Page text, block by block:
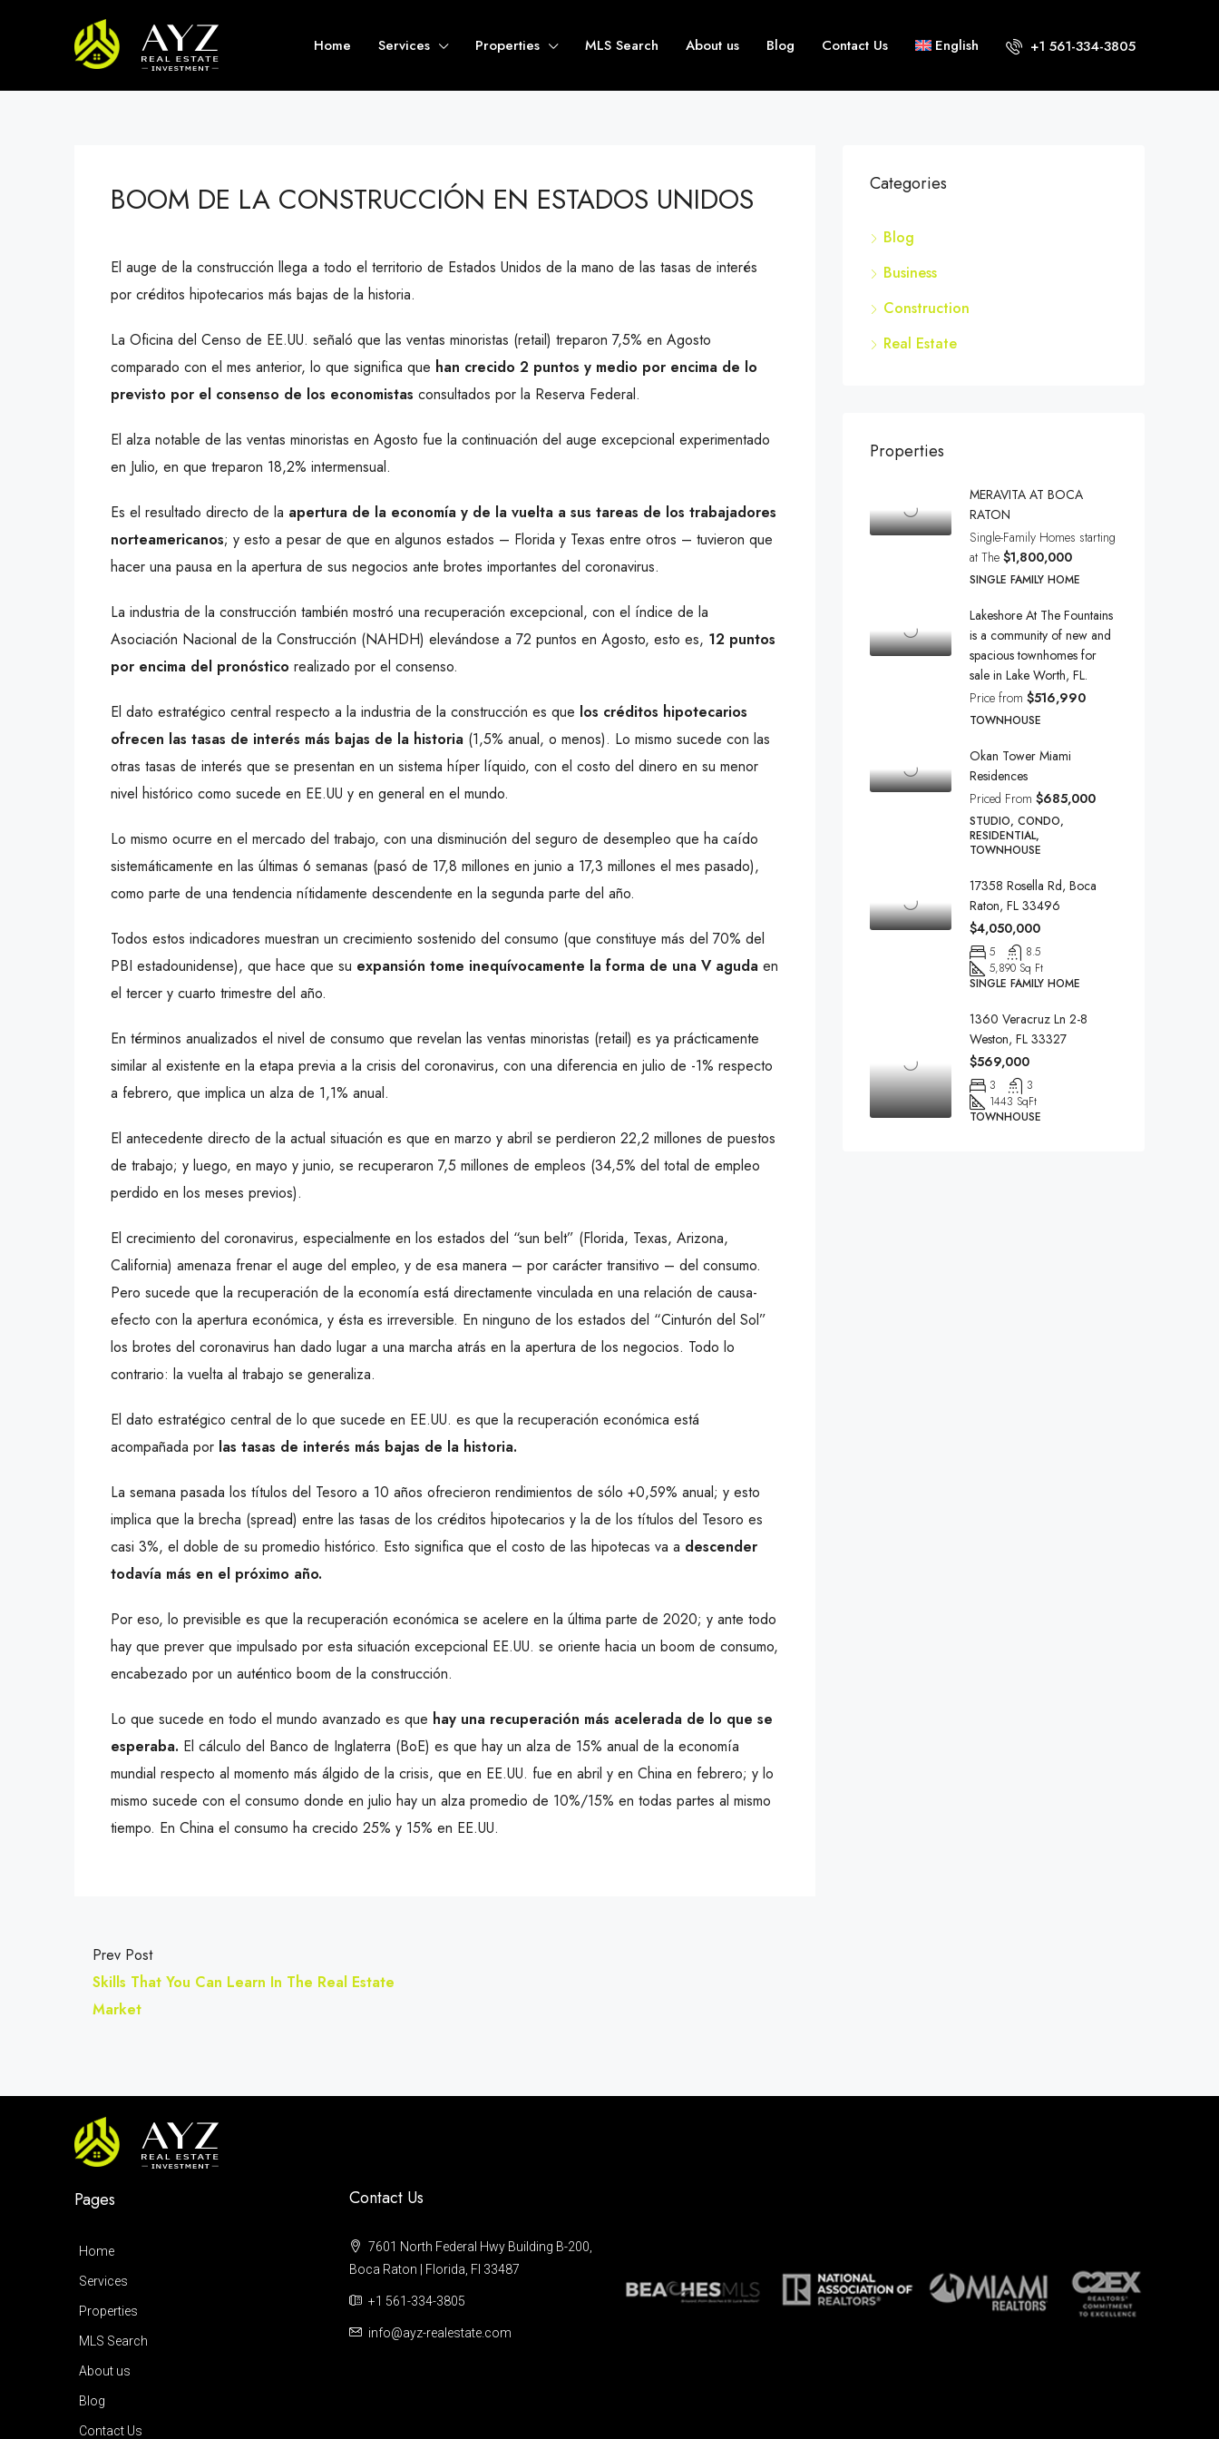
Home Services Properties MLS Search About us Blog Contact Us English +1 561-334-3805
BOOM DE LA CONSTRUCCIÓN EN ESTADOS UNIDOS
El auge de la construcción llega a todo el territorio de Estados Unidos de la mano de las tasas de interés
por créditos hipotecarios más bajas de la historia.
La Oficina del Censo de EE.UU. señaló que las ventas minoristas (retail) treparon 7,5% en Agosto
comparado con el mes anterior, lo que significa que han crecido 2 puntos y medio por encima de lo
previsto por el consenso de los economistas consultados por la Reserva Federal.
El alza notable de las ventas minoristas en Agosto fue la continuación del auge excepcional experimentado
en Julio, en que treparon 18,2% intermensual.
Es el resultado directo de la apertura de la economía y de la vuelta a sus tareas de los trabajadores
norteamericanos; y esto a pesar de que en algunos estados – Florida y Texas entre otros – tuvieron que
hacer una pausa en la apertura de sus negocios ante brotes importantes del coronavirus.
La industria de la construcción también mostró una recuperación excepcional, con el índice de la
Asociación Nacional de la Construcción (NAHDH) elevándose a 72 puntos en Agosto, esto es, 12 puntos
por encima del pronóstico realizado por el consenso.
El dato estratégico central respecto a la industria de la construcción es que los créditos hipotecarios
ofrecen las tasas de interés más bajas de la historia (1,5% anual, o menos). Lo mismo sucede con las
otras tasas de interés que se presentan en un sistema híper líquido, con el costo del dinero en su menor
nivel histórico como sucede en EE.UU y en general en el mundo.
Lo mismo ocurre en el mercado del trabajo, con una disminución del seguro de desempleo que ha caído
sistemáticamente en las últimas 6 semanas (pasó de 17,8 millones en junio a 17,3 millones el mes pasado),
como parte de una tendencia nítidamente descendente en la segunda parte del año.
Todos estos indicadores muestran un crecimiento sostenido del consumo (que constituye más del 70% del
PBI estadounidense), que hace que su expansión tome inequívocamente la forma de una V aguda en
el tercer y cuarto trimestre del año.
En términos anualizados el nivel de consumo que revelan las ventas minoristas (retail) es ya prácticamente
similar al existente en la etapa previa a la crisis del coronavirus, con una diferencia en julio de -1% respecto
a febrero, que implica un alza de 1,1% anual.
El antecedente directo de la actual situación es que en marzo y abril se perdieron 22,2 millones de puestos
de trabajo; y luego, en mayo y junio, se recuperaron 7,5 millones de empleos (34,5% del total de empleo
perdido en los meses previos).
El crecimiento del coronavirus, especialmente en los estados del “sun belt” (Florida, Texas, Arizona,
California) amenaza frenar el auge del empleo, y de esa manera – por carácter transitivo – del consumo.
Pero sucede que la recuperación de la economía está directamente vinculada en una relación de causa-
efecto con la apertura económica, y ésta es irreversible. En ninguno de los estados del “Cinturón del Sol”
los brotes del coronavirus han dado lugar a una marcha atrás en la apertura de los negocios. Todo lo
contrario: la vuelta al trabajo se generaliza.
El dato estratégico central de lo que sucede en EE.UU. es que la recuperación económica está
acompañada por las tasas de interés más bajas de la historia.
La semana pasada los títulos del Tesoro a 10 años ofrecieron rendimientos de sólo +0,59% anual; y esto
implica que la brecha (spread) entre las tasas de los créditos hipotecarios y la de los títulos del Tesoro es
casi 3%, el doble de su promedio histórico. Esto significa que el costo de las hipotecas va a descender
todavía más en el próximo año.
Por eso, lo previsible es que la recuperación económica se acelere en la última parte de 2020; y ante todo
hay que prever que impulsado por esta situación excepcional EE.UU. se oriente hacia un boom de consumo,
encabezado por un auténtico boom de la construcción.
Lo que sucede en todo el mundo avanzado es que hay una recuperación más acelerada de lo que se
esperaba. El cálculo del Banco de Inglaterra (BoE) es que hay un alza de 15% anual de la economía
mundial respecto al momento más álgido de la crisis, que en EE.UU. fue en abril y en China en febrero; y lo
mismo sucede con el consumo donde en julio hay un alza promedio de 10%/15% en todas partes al mismo
tiempo. En China el consumo ha crecido 25% y 15% en EE.UU.
Prev Post
Skills That You Can Learn In The Real Estate
Market
Categories
Blog
Business
Construction
Real Estate
Properties
MERAVITA AT BOCA
RATON
Single-Family Homes starting
at The $1,800,000
SINGLE FAMILY HOME
Lakeshore At The Fountains
is a community of new and
spacious townhomes for
sale in Lake Worth, FL.
Price from $516,990
TOWNHOUSE
Okan Tower Miami
Residences
Priced From $685,000
STUDIO, CONDO,
RESIDENTIAL,
TOWNHOUSE
17358 Rosella Rd, Boca
Raton, FL 33496
$4,050,000
5
8.5
5,890 Sq Ft
SINGLE FAMILY HOME
1360 Veracruz Ln 2-8
Weston, FL 33327
$569,000
3
3
1443 SqFt
TOWNHOUSE
Pages
Home
Services
Properties
MLS Search
About us
Blog
Contact Us
Contact Us
7601 North Federal Hwy Building B-200,
Boca Raton | Florida, Fl 33487
+1 561-334-3805
info@ayz-realestate.com